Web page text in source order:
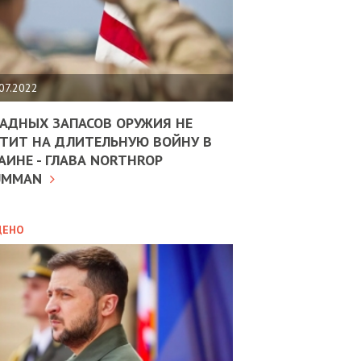
ЗАПАСОВ ОРУЖИЯ НЕ
НА ДЛИТЕЛЬНУЮ ВОЙНУ В
- ГЛАВА NORTHROP
10.02.2025